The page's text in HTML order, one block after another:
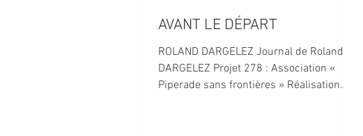
AVANT LE DÉPART
ROLAND DARGELEZ Journal de Roland
DARGELEZ Projet 278 : Association «
Piperade sans frontières » Réalisation